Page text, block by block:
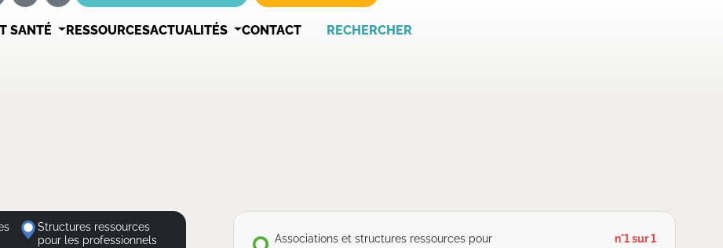
SANTÉ RESSOURCESACTUALITÉS CONTACT RECHERCHER
Structures ressources
pour les professionnels
Associations et structures ressources pour
n°1 sur 1